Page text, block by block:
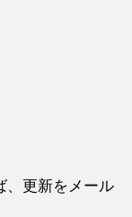
、更新をメール